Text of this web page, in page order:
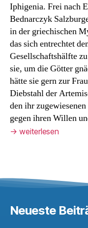
Iphigenia. Frei nach
Bednarczyk
in der griechischen
das sich entrechtet
Gesellschaftshälfte
sie, um die Götter
hätte sie gern zur
Diebstahl der
den ihr
gegen ihren Willen
→ weiterlesen
Neueste